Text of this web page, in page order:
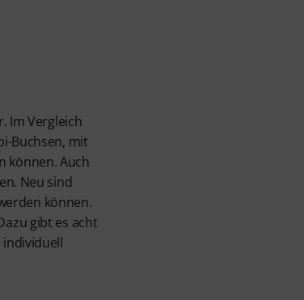
Im Vergleich
Buchsen, mit
können. Auch
Neu sind
können.
gibt es acht
individuell